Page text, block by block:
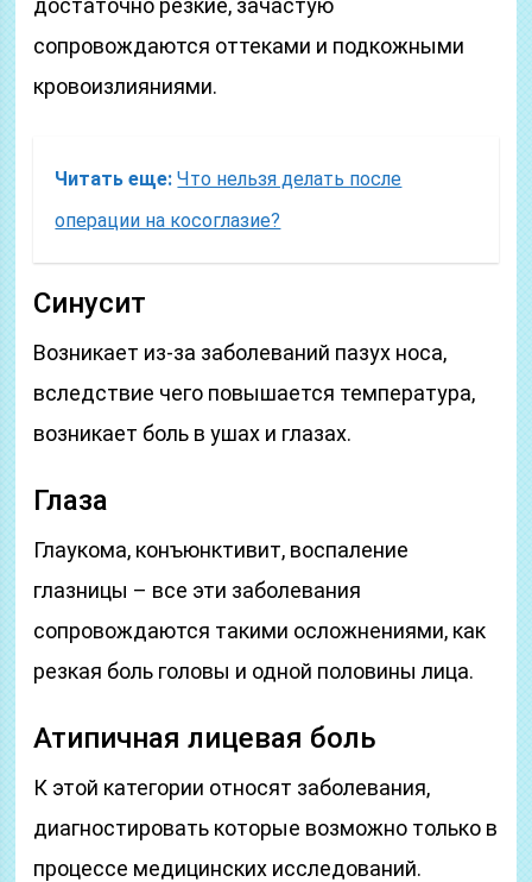
достаточно резкие, зачастую
сопровождаются оттеками и подкожными
кровоизлияниями.
Читать еще: Что нельзя делать после
операции на косоглазие?
Синусит
Возникает из-за заболеваний пазух носа,
вследствие чего повышается температура,
возникает боль в ушах и глазах.
Глаза
Глаукома, конъюнктивит, воспаление
глазницы – все эти заболевания
сопровождаются такими осложнениями, как
резкая боль головы и одной половины лица.
Атипичная лицевая боль
К этой категории относят заболевания,
диагностировать которые возможно только в
процессе медицинских исследований.